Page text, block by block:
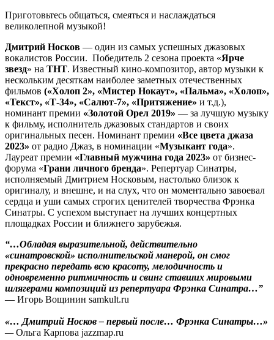
Приготовьтесь общаться, смеяться и наслаждаться
великолепной музыкой!
Дмитрий Носков — один из самых успешных джазовых
вокалистов России. Победитель 2 сезона проекта «Ярче
звезд» на ТНТ. Известный кино-композитор, автор музыки к
нескольким десяткам наиболее заметных отечественных
фильмов («Холоп 2», «Мистер Нокаут», «Пальма», «Холоп»,
«Текст», «Т-34», «Салют-7», «Притяжение» и т.д.),
номинант премии «Золотой Орел 2019» — за лучшую музыку
к фильму, исполнитель джазовых стандартов и своих
оригинальных песен. Номинант премии «Все цвета джаза
2023» от радио Джаз, в номинации «Музыкант года».
Лауреат премии «Главный мужчина года 2023» от бизнес-
форума «Грани личного бренда». Репертуар Синатры,
исполняемый Дмитрием Носковым, настолько близок к
оригиналу, и внешне, и на слух, что он моментально завоевал
сердца и уши самых строгих ценителей творчества Фрэнка
Синатры. С успехом выступает на лучших концертных
площадках России и ближнего зарубежья.
“…Обладая выразительной, действительно
«синатровской» исполнительской манерой, он смог
прекрасно передать всю красоту, мелодичность и
одновременно ритмичность и свинг ставших мировыми
шлягерами композиций из репертуара Фрэнка Синатра…”
— Игорь Вощинин samkult.ru
«… Дмитрий Носков – первый после… Фрэнка Синатры…»
—Ольга Карпова jazzmap.ru